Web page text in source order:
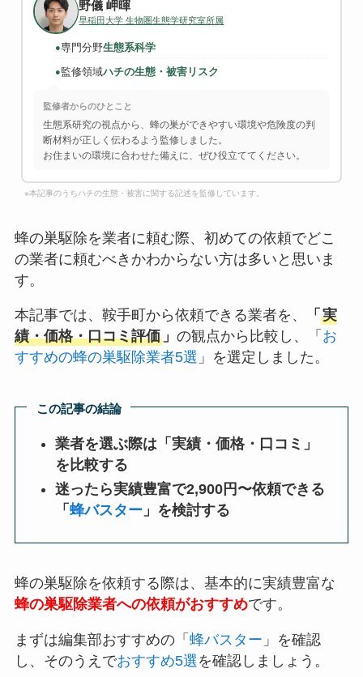
野儀 岬暉
早稲田大学 生物圏生態学研究室所属
●専門分野生態系科学
●監修領域ハチの生態・被害リスク
監修者からのひとこと
生態系研究の視点から、蜂の巣ができやすい環境や危険度の判
断材料が正しく伝わるよう監修しました。
お住まいの環境に合わせた備えに、ぜひ役立ててください。
※本記事のうちハチの生態・被害に関する記述を監修しています。
蜂の巣駆除を業者に頼む際、初めての依頼でどこ
の業者に頼むべきかわからない方は多いと思いま
す。
本記事では、鞍手町から依頼できる業者を、 「 実
績・価格・口コミ評価」 の観点から比較し、「 お
すすめの蜂の巣駆除業者5選 」を選定しました。
この記事の結論
業者を選ぶ際は「実績・価格・口コミ」
を比較する
迷ったら実績豊富で2,900円〜依頼できる
「蜂バスター 」を検討する
蜂の巣駆除を依頼する際は、基本的に実績豊富な
蜂の巣駆除業者への依頼がおすすめです。
まずは編集部おすすめの「 蜂バスター 」を確認
し、そのうえでおすすめ5選 を確認しましょう。